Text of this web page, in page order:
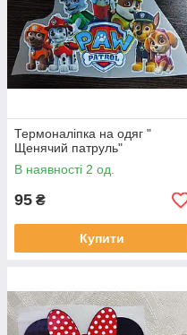
Термоналіпка на одяг "
Щенячий патруль"
В наявності 2 од.
95 ₴
Купити